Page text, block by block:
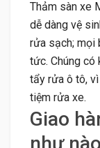
Thảm sàn xe
dễ dàng vệ
rửa sạch; mọi
tức. Chúng có
tẩy rửa ô tô,
tiệm rửa xe.
Giao